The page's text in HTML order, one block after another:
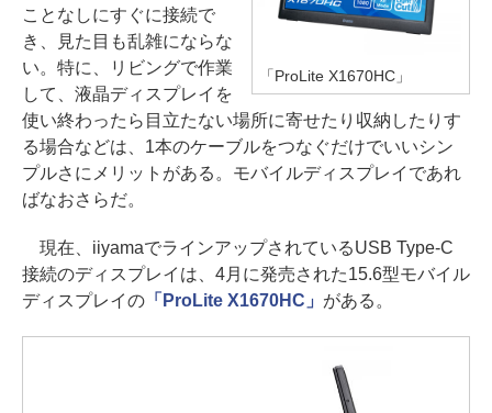
「ProLite X1670HC」
ことなしにすぐに接続で
き、見た目も乱雑にならな
い。特に、リビングで作業
して、液晶ディスプレイを
使い終わったら目立たない場所に寄せたり収納したりす
る場合などは、1本のケーブルをつなぐだけでいいシン
プルさにメリットがある。モバイルディスプレイであれ
ばなおさらだ。
現在、iiyamaでラインアップされているUSB Type-C
接続のディスプレイは、4月に発売された15.6型モバイル
ディスプレイの「ProLite X1670HC」 がある。